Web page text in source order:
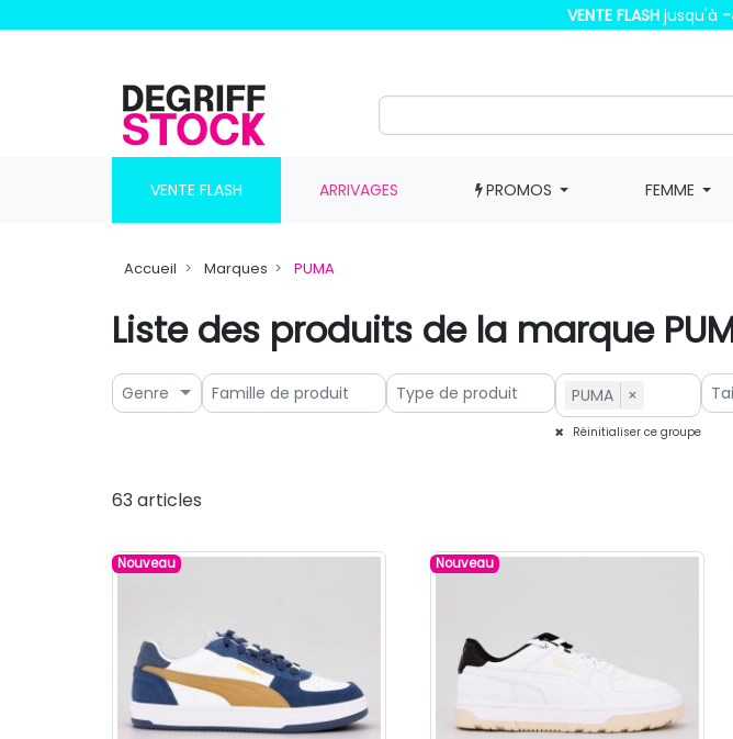
VENTE FLASH jusqu'à -
VENTE FLASH ARRIVAGES PROMOS FEMME
Accueil Marques PUMA
Liste des produits de la marque
Genre PUMA ×
Réinitialiser ce groupe
63 articles
Nouveau Nouveau